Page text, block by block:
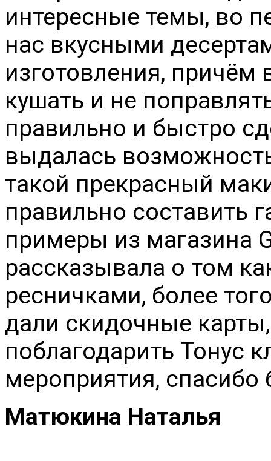
интересные темы, во
нас вкусными
изготовления,
кушать и не
правильно и быстро
выдалась
такой прекрасный
правильно составить
примеры из магазина
рассказывала о том
ресничками, более
дали скидочные
поблагодарить Тонус
мероприятия,
Матюкина Наталья